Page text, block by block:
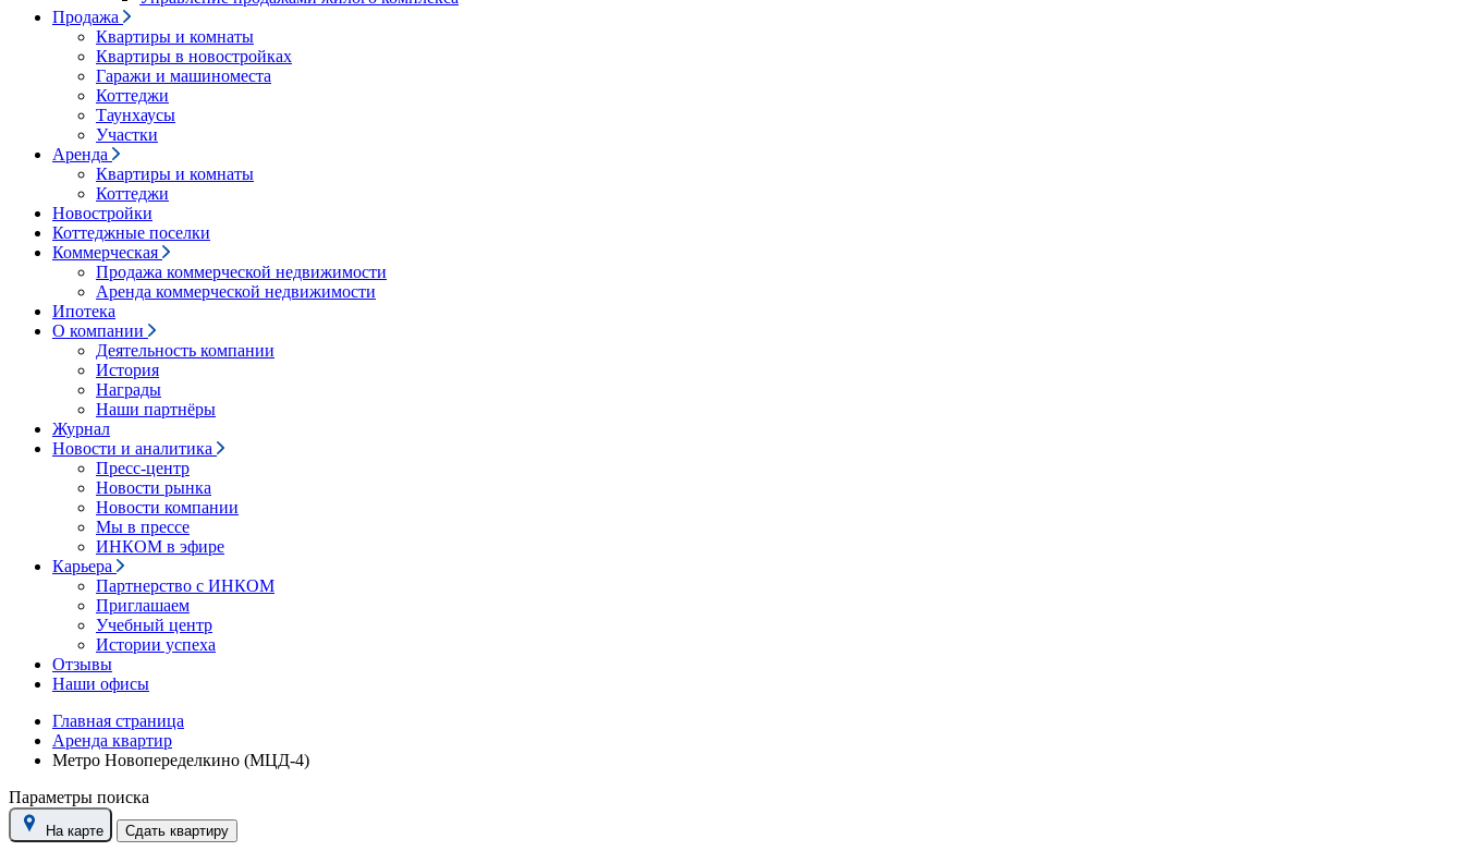
Продажа
Квартиры и комнаты
Квартиры в новостройках
Гаражи и машиноместа
Коттеджи
Таунхаусы
Участки
Аренда
Квартиры и комнаты
Коттеджи
Новостройки
Коттеджные поселки
Коммерческая
Продажа коммерческой недвижимости
Аренда коммерческой недвижимости
Ипотека
О компании
Деятельность компании
История
Награды
Наши партнёры
Журнал
Новости и аналитика
Пресс-центр
Новости рынка
Новости компании
Мы в прессе
ИНКОМ в эфире
Карьера
Партнерство с ИНКОМ
Приглашаем
Учебный центр
Истории успеха
Отзывы
Наши офисы
Главная страница
Аренда квартир
Метро Новопеределкино (МЦД-4)
Параметры поиска
На карте Сдать квартиру